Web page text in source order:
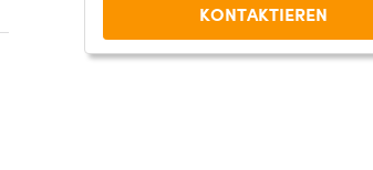
KONTAKTIEREN